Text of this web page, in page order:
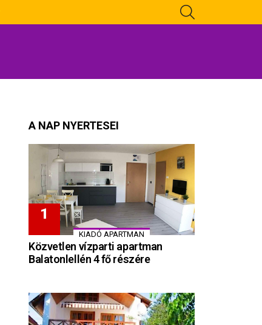
A NAP NYERTESEI
KIADÓ APARTMAN
Közvetlen vízparti apartman
Balatonlellén 4 fő részére